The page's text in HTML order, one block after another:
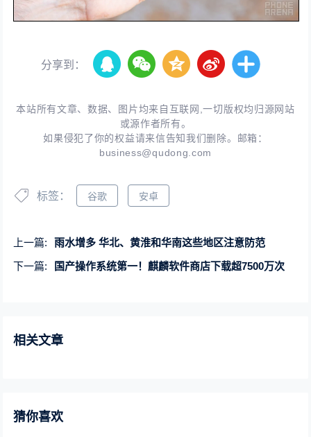
分享到：
本站所有文章、数据、图片均来自互联网,一切版权均归源网站
或源作者所有。
如果侵犯了你的权益请来信告知我们删除。邮箱：
business@qudong.com
标签： 谷歌 安卓
上一篇:
雨水增多 华北、黄淮和华南这些地区注意防范
下一篇:
国产操作系统第一！麒麟软件商店下载超7500万次
相关文章
猜你喜欢